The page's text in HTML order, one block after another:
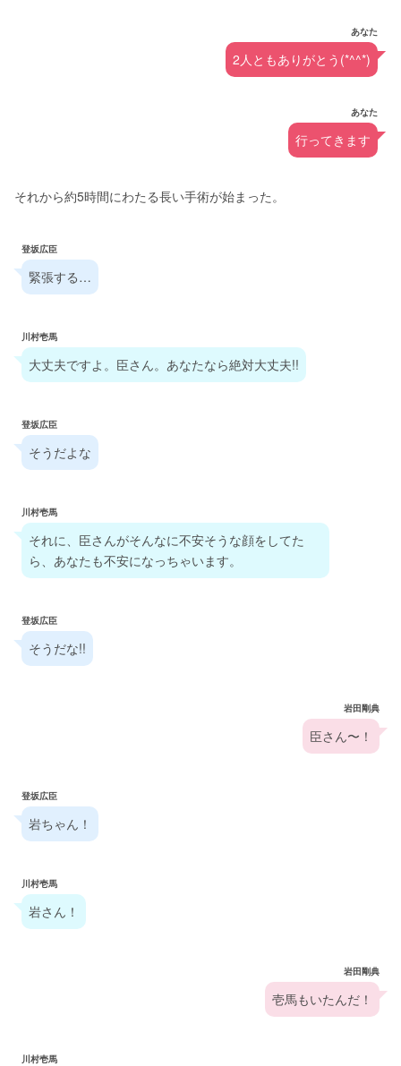
あなた
2人ともありがとう(*^^*)
あなた
行ってきます
それから約5時間にわたる長い手術が始まった。
登坂広臣
緊張する…
川村壱馬
大丈夫ですよ。臣さん。あなたなら絶対大丈夫!!
登坂広臣
そうだよな
川村壱馬
それに、臣さんがそんなに不安そうな顔をしてた
ら、あなたも不安になっちゃいます。
登坂広臣
そうだな!!
岩田剛典
臣さん〜！
登坂広臣
岩ちゃん！
川村壱馬
岩さん！
岩田剛典
壱馬もいたんだ！
川村壱馬